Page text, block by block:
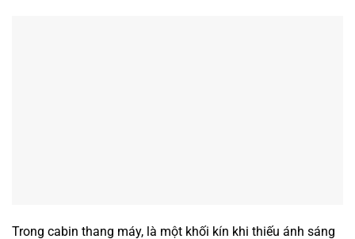
Trong cabin thang máy, là một khối kín khi thiếu ánh sáng